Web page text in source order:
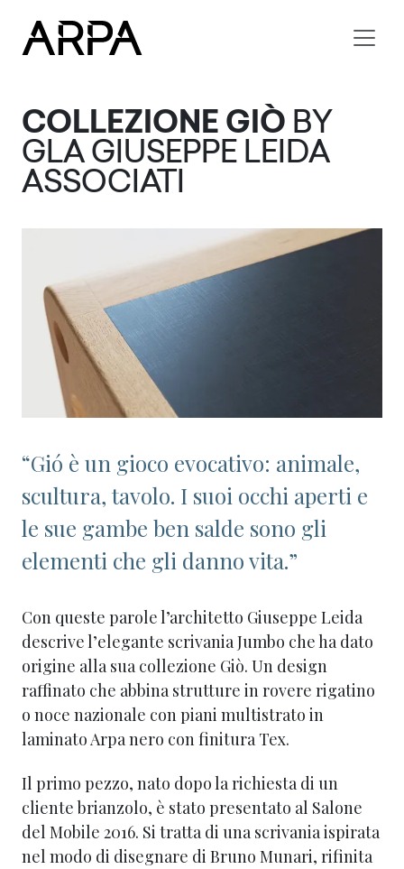
COLLEZIONE GIÒ BY
GLA GIUSEPPE LEIDA
ASSOCIATI
“Gió è un gioco evocativo: animale,
scultura, tavolo. I suoi occhi aperti e
le sue gambe ben salde sono gli
elementi che gli danno vita.”
Con queste parole l’architetto Giuseppe Leida
descrive l’elegante scrivania Jumbo che ha dato
origine alla sua collezione Giò. Un design
raffinato che abbina strutture in rovere rigatino
o noce nazionale con piani multistrato in
laminato Arpa nero con finitura Tex.
Il primo pezzo, nato dopo la richiesta di un
cliente brianzolo, è stato presentato al Salone
del Mobile 2016. Si tratta di una scrivania ispirata
nel modo di disegnare di Bruno Munari, rifinita